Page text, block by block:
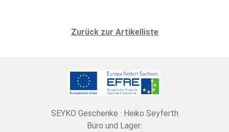
Zurück zur Artikelliste
SEYKO Geschenke · Heiko Seyferth
Büro und Lager: